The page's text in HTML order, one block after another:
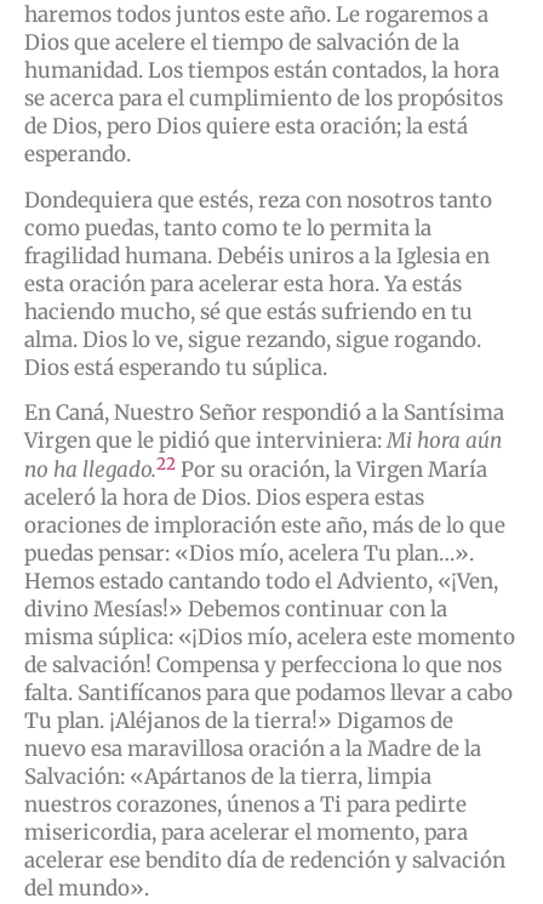
haremos todos juntos este año. Le rogaremos a
Dios que acelere el tiempo de salvación de la
humanidad. Los tiempos están contados, la hora
se acerca para el cumplimiento de los propósitos
de Dios, pero Dios quiere esta oración; la está
esperando.
Dondequiera que estés, reza con nosotros tanto
como puedas, tanto como te lo permita la
fragilidad humana. Debéis uniros a la Iglesia en
esta oración para acelerar esta hora. Ya estás
haciendo mucho, sé que estás sufriendo en tu
alma. Dios lo ve, sigue rezando, sigue rogando.
Dios está esperando tu súplica.
En Caná, Nuestro Señor respondió a la Santísima
Virgen que le pidió que interviniera:Mi hora aún
no ha llegado.22 Por su oración, la Virgen María
aceleró la hora de Dios. Dios espera estas
oraciones de imploración este año, más de lo que
puedas pensar: «Dios mío, acelera Tu plan…».
Hemos estado cantando todo el Adviento, «¡Ven,
divino Mesías!» Debemos continuar con la
misma súplica: «¡Dios mío, acelera este momento
de salvación! Compensa y perfecciona lo que nos
falta. Santifícanos para que podamos llevar a cabo
Tu plan. ¡Aléjanos de la tierra!» Digamos de
nuevo esa maravillosa oración a la Madre de la
Salvación: «Apártanos de la tierra, limpia
nuestros corazones, únenos a Ti para pedirte
misericordia, para acelerar el momento, para
acelerar ese bendito día de redención y salvación
del mundo».